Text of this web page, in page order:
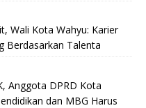
Wali Kota Wahyu: Karier
Berdasarkan Talenta
Anggota DPRD Kota
dan MBG Harus